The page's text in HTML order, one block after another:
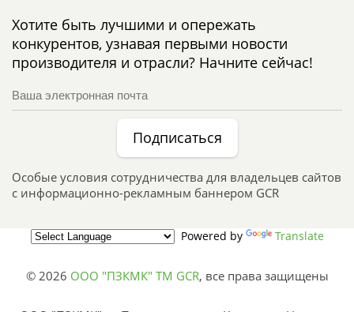
Хотите быть лучшими и опережать
конкурентов, узнавая первыми новости
производителя и отрасли? Начните сейчас!
Подписаться
Особые условия сотрудничества для владельцев сайтов
с информационно-рекламным баннером GCR
Powered by Translate
© 2026 ООО "ПЗКМК" TM GCR, все права защищены